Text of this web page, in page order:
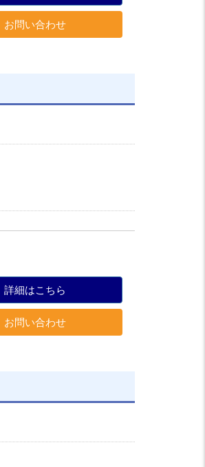
お問い合わせ
詳細はこちら
お問い合わせ